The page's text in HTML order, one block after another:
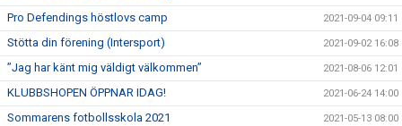
Pro Defendings höstlovs camp 2021-09-04 09:11
Stötta din förening (Intersport) 2021-09-02 16:08
”Jag har känt mig väldigt välkommen” 2021-08-06 12:01
KLUBBSHOPEN ÖPPNAR IDAG! 2021-06-24 14:00
Sommarens fotbollsskola 2021 2021-05-13 08:00